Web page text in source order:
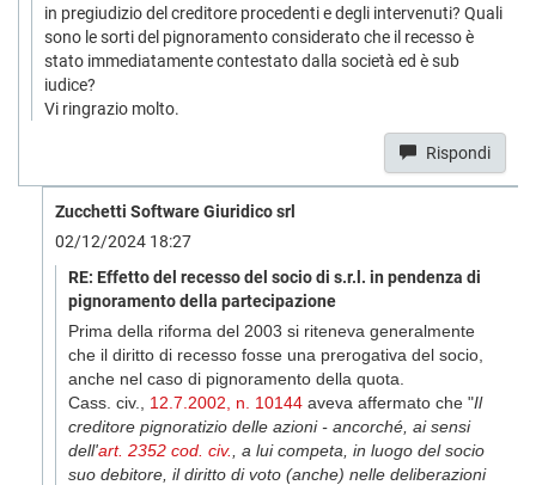
in pregiudizio del creditore procedenti e degli intervenuti? Quali
sono le sorti del pignoramento considerato che il recesso è
stato immediatamente contestato dalla società ed è sub
iudice?
Vi ringrazio molto.
Rispondi
Zucchetti Software Giuridico srl
02/12/2024 18:27
RE: Effetto del recesso del socio di s.r.l. in pendenza di
pignoramento della partecipazione
Prima della riforma del 2003 si riteneva generalmente
che il diritto di recesso fosse una prerogativa del socio,
anche nel caso di pignoramento della quota.
Cass. civ., 12.7.2002, n. 10144 aveva affermato che "Il
creditore pignoratizio delle azioni - ancorché, ai sensi
dell'art. 2352 cod. civ.
, a lui competa, in luogo del socio
suo debitore, il diritto di voto (anche) nelle deliberazioni